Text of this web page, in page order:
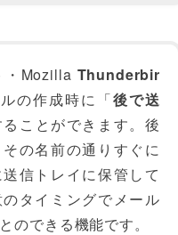
・Mozilla Thunderbir
の作成時に「後で送
ることができます。後
の名前の通りすぐに
信トレイに保管して
タイミングでメール
のできる機能です。